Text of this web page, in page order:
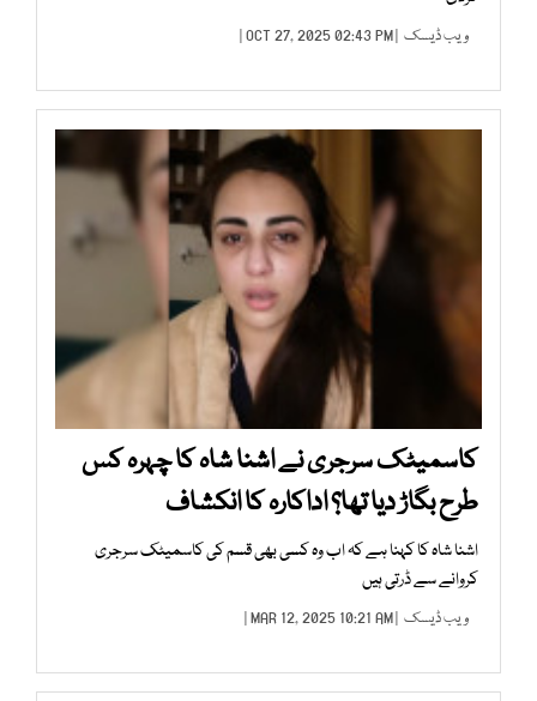
ویب ڈیسک | OCT 27, 2025 02:43 PM |
کاسمیٹک سرجری نے اشنا شاہ کا چہرہ کس
طرح بگاڑ دیا تھا؟ اداکارہ کا انکشاف
اشنا شاہ کا کہنا ہے کہ اب وہ کسی بھی قسم کی کاسمیٹک سرجری
کروانے سے ڈرتی ہیں
ویب ڈیسک | MAR 12, 2025 10:21 AM |